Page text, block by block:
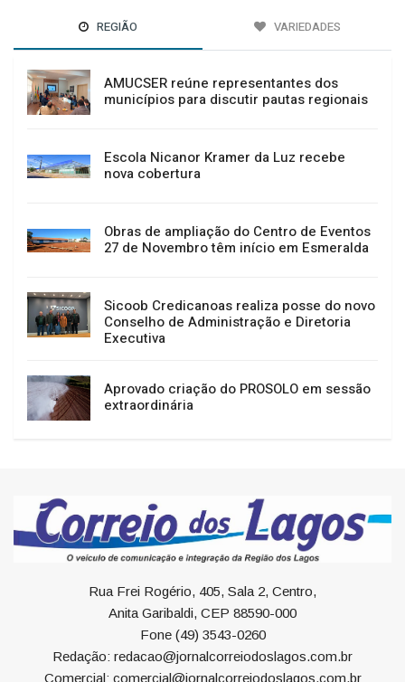
REGIÃO VARIEDADES
AMUCSER reúne representantes dos
municípios para discutir pautas regionais
Escola Nicanor Kramer da Luz recebe
nova cobertura
Obras de ampliação do Centro de Eventos
27 de Novembro têm início em Esmeralda
Sicoob Credicanoas realiza posse do novo
Conselho de Administração e Diretoria
Executiva
Aprovado criação do PROSOLO em sessão
extraordinária
Rua Frei Rogério, 405, Sala 2, Centro,
Anita Garibaldi, CEP 88590-000
Fone (49) 3543-0260
Redação: redacao@jornalcorreiodoslagos.com.br
Comercial: comercial@jornalcorreiodoslagos.com.br